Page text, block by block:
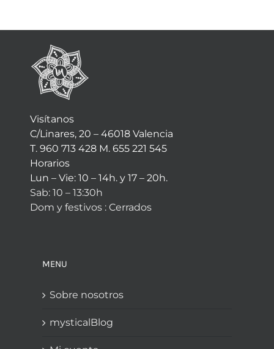
Visítanos
C/Linares, 20 – 46018 Valencia
T. 960 713 428 M. 655 221 545
Horarios
Lun – Vie: 10 – 14h. y 17 – 20h.
Sab: 10 – 13:30h
Dom y festivos : Cerrados
MENU
Sobre nosotros
mysticalBlog